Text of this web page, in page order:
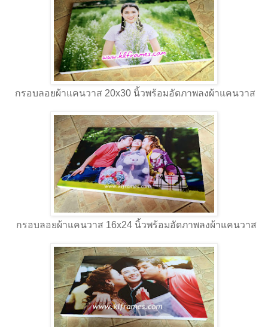
กรอบลอยผ้าแคนวาส 20x30 นิ้วพร้อมอัดภาพลงผ้าแคนวาส
กรอบลอยผ้าแคนวาส 16x24 นิ้วพร้อมอัดภาพลงผ้าแคนวาส